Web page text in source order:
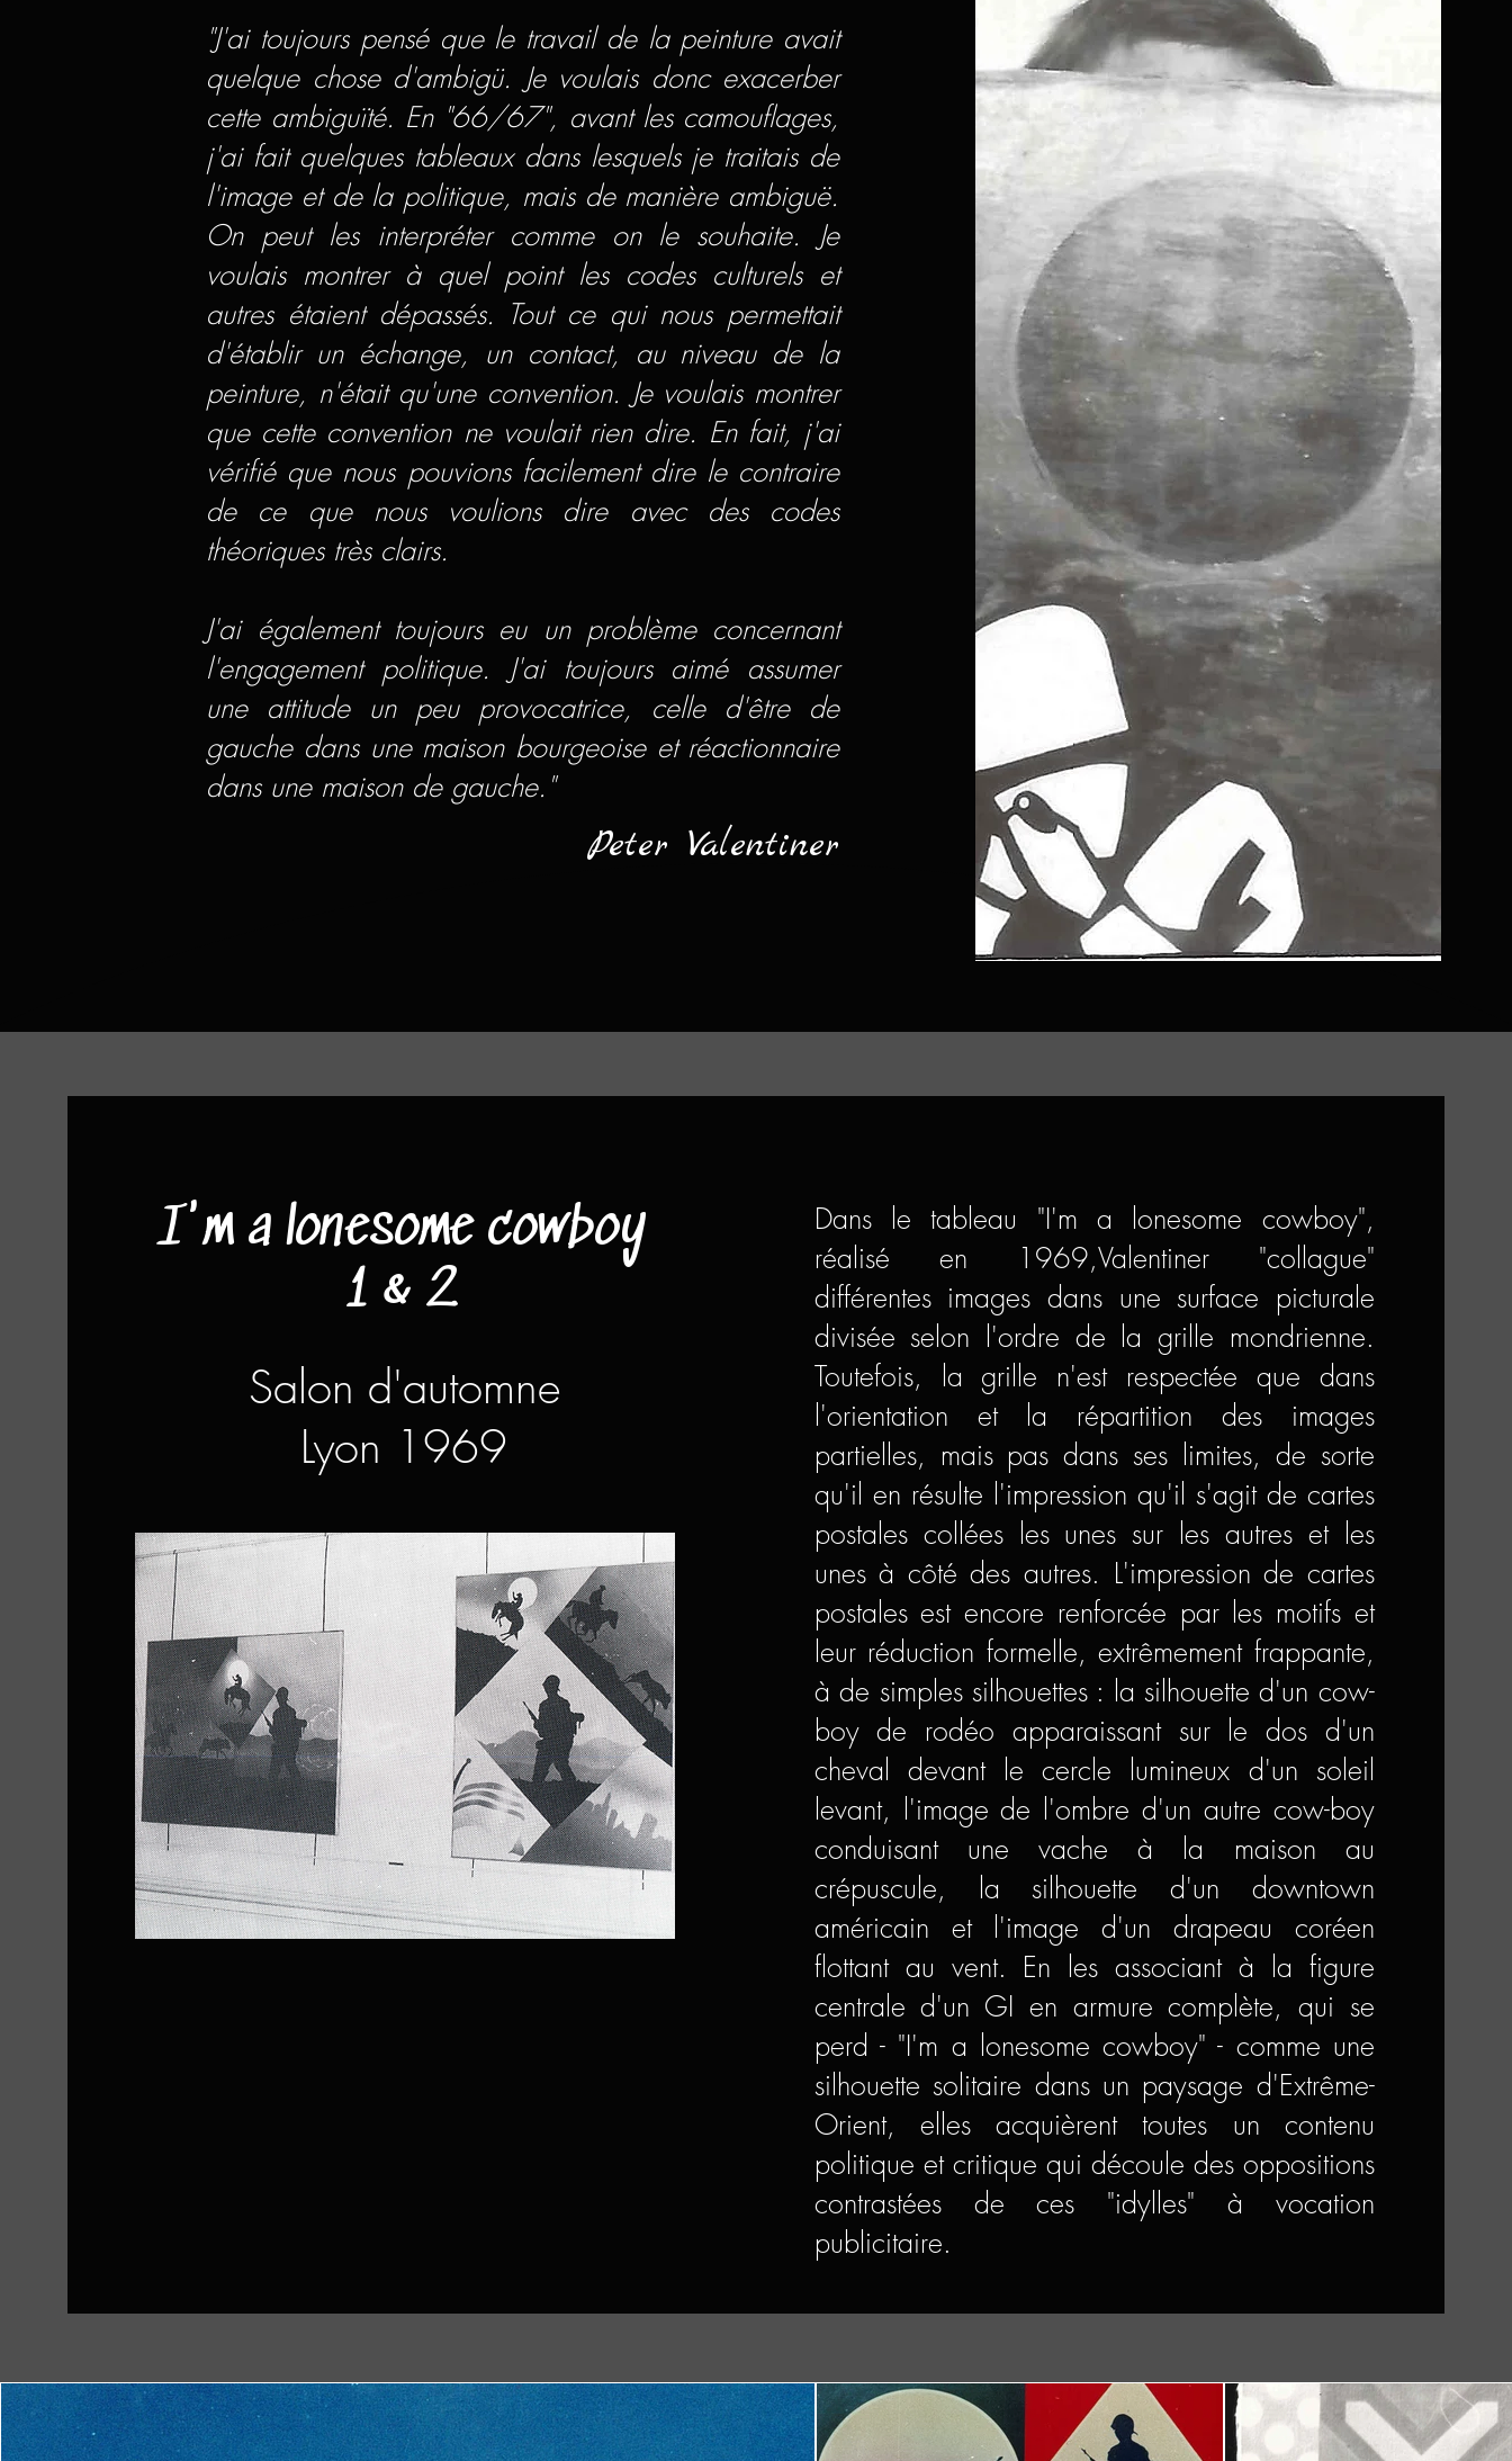
"J'ai toujours pensé que le travail de la peinture avait
quelque chose d'ambigü. Je voulais donc exacerber
cette ambiguïté. En "66/67", avant les camouflages,
j'ai fait quelques tableaux dans lesquels je traitais de
l'image et de la politique, mais de manière ambiguë.
On peut les interpréter comme on le souhaite. Je
voulais montrer à quel point les codes culturels et
autres étaient dépassés. Tout ce qui nous permettait
d'établir un échange, un contact, au niveau de la
peinture, n'était qu'une convention. Je voulais montrer
que cette convention ne voulait rien dire. En fait, j'ai
vérifié que nous pouvions facilement dire le contraire
de ce que nous voulions dire avec des codes
théoriques très clairs.
J'ai également toujours eu un problème concernant
l'engagement politique. J'ai toujours aimé assumer
une attitude un peu provocatrice, celle d'être de
gauche dans une maison bourgeoise et réactionnaire
dans une maison de gauche."
Peter Valentiner
I'm a lonesome cowboy
1 & 2
Salon d'automne
Lyon 1969
Dans le tableau "I'm a lonesome cowboy",
réalisé en 1969,Valentiner "collague"
différentes images dans une surface picturale
divisée selon l'ordre de la grille mondrienne.
Toutefois, la grille n'est respectée que dans
l'orientation et la répartition des images
partielles, mais pas dans ses limites, de sorte
qu'il en résulte l'impression qu'il s'agit de cartes
postales collées les unes sur les autres et les
unes à côté des autres. L'impression de cartes
postales est encore renforcée par les motifs et
leur réduction formelle, extrêmement frappante,
à de simples silhouettes : la silhouette d'un cow-
boy de rodéo apparaissant sur le dos d'un
cheval devant le cercle lumineux d'un soleil
levant, l'image de l'ombre d'un autre cow-boy
conduisant une vache à la maison au
crépuscule, la silhouette d'un downtown
américain et l'image d'un drapeau coréen
flottant au vent. En les associant à la figure
centrale d'un GI en armure complète, qui se
perd - "I'm a lonesome cowboy" - comme une
silhouette solitaire dans un paysage d'Extrême-
Orient, elles acquièrent toutes un contenu
politique et critique qui découle des oppositions
contrastées de ces "idylles" à vocation
publicitaire.